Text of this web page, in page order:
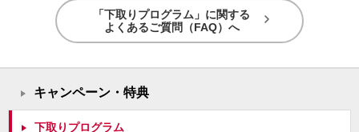
「下取りプログラム」に関する
よくあるご質問（FAQ）へ
キャンペーン・特典
下取りプログラム